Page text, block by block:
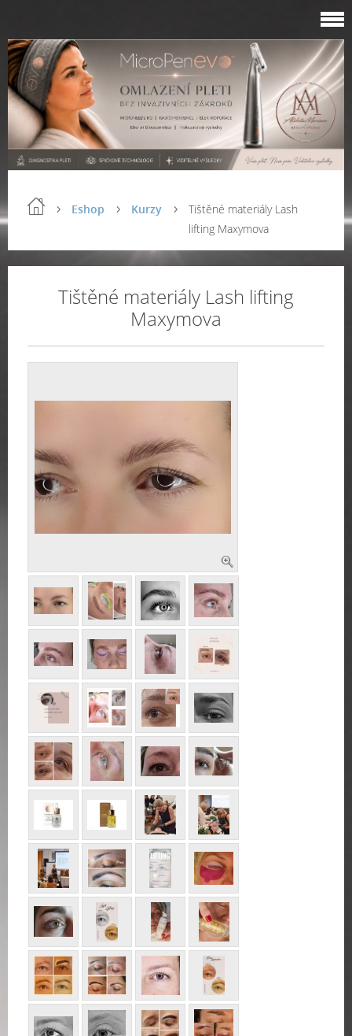
Eshop Kurzy
Tištěné materiály Lash
lifting Maxymova
Tištěné materiály Lash lifting
Maxymova